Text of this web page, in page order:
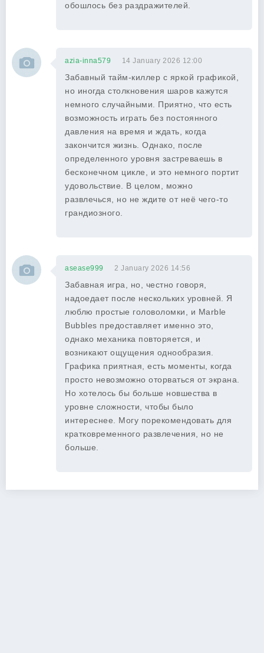
обошлось без раздражителей.
azia-inna579 14 January 2026 12:00
Забавный тайм-киллер с яркой графикой,
но иногда столкновения шаров кажутся
немного случайными. Приятно, что есть
возможность играть без постоянного
давления на время и ждать, когда
закончится жизнь. Однако, после
определенного уровня застреваешь в
бесконечном цикле, и это немного портит
удовольствие. В целом, можно
развлечься, но не ждите от неё чего-то
грандиозного.
asease999 2 January 2026 14:56
Забавная игра, но, честно говоря,
надоедает после нескольких уровней. Я
люблю простые головоломки, и Marble
Bubbles предоставляет именно это,
однако механика повторяется, и
возникают ощущения однообразия.
Графика приятная, есть моменты, когда
просто невозможно оторваться от экрана.
Но хотелось бы больше новшества в
уровне сложности, чтобы было
интереснее. Могу порекомендовать для
кратковременного развлечения, но не
больше.